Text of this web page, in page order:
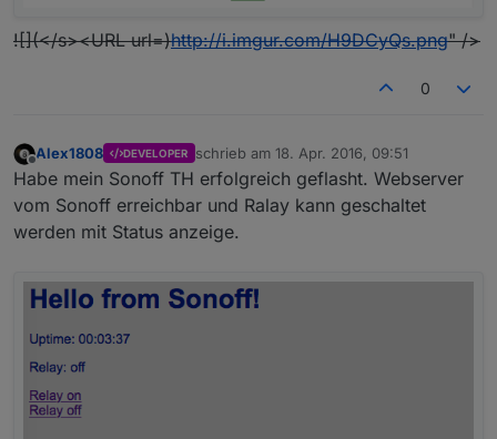
![](</s><URL url=)http://i.imgur.com/H9DCyQs.png" />
0
Offline
Alex1808 DEVELOPER schrieb am 18. Apr. 2016, 09:51
zuletzt editiert von
Habe mein Sonoff TH erfolgreich geflasht. Webserver
vom Sonoff erreichbar und Ralay kann geschaltet
werden mit Status anzeige.